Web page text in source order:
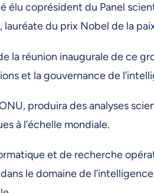
élu coprésident du Panel
lauréate du prix Nobel de la
la réunion inaugurale de ce
et la gouvernance de
produira des analyses
à l’échelle mondiale.
et de recherche
le domaine de